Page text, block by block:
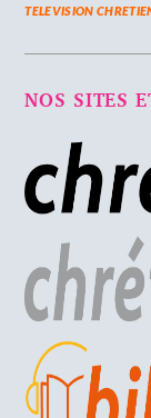
TELEVISION
NOS SITES